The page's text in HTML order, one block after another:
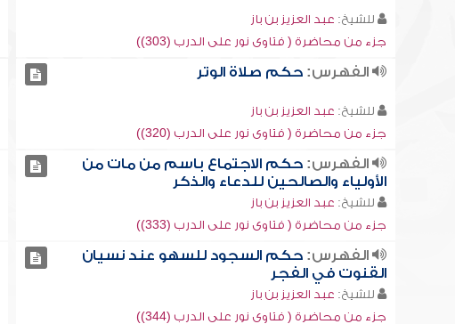
للشيخ: عبد العزيز بن باز
جزء من محاضرة ( فتاوى نور على الدرب (303))
الفهرس:حكم صلاة الوتر
للشيخ: عبد العزيز بن باز
جزء من محاضرة ( فتاوى نور على الدرب (320))
الفهرس:حكم الاجتماع باسم من مات من
الأولياء والصالحين للدعاء والذكر
للشيخ: عبد العزيز بن باز
جزء من محاضرة ( فتاوى نور على الدرب (333))
الفهرس:حكم السجود للسهو عند نسيان
القنوت في الفجر
للشيخ: عبد العزيز بن باز
جزء من محاضرة ( فتاوى نور على الدرب (344))